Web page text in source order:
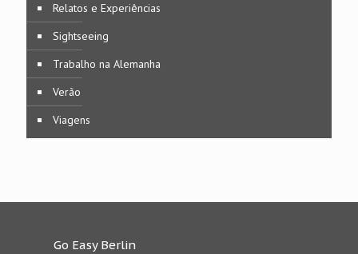
Relatos e Experiências
Sightseeing
Trabalho na Alemanha
Verão
Viagens
Go Easy Berlin